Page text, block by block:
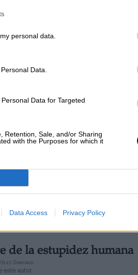
personal data.
Data.
Data for Targeted
Retention, Sale, and/or Sharing
with the Purposes for which it
Data Access Privacy Policy
autor
insta a Sánchez y
este autor
de la estupidez humana
Domingo
este autor